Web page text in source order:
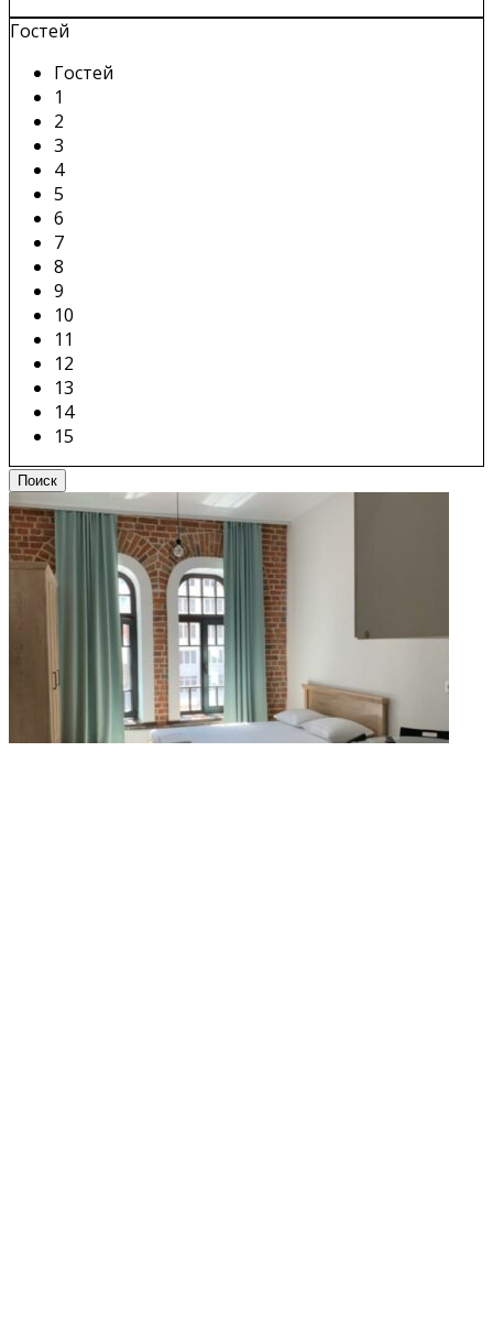
Гостей
Гостей
1
2
3
4
5
6
7
8
9
10
11
12
13
14
15